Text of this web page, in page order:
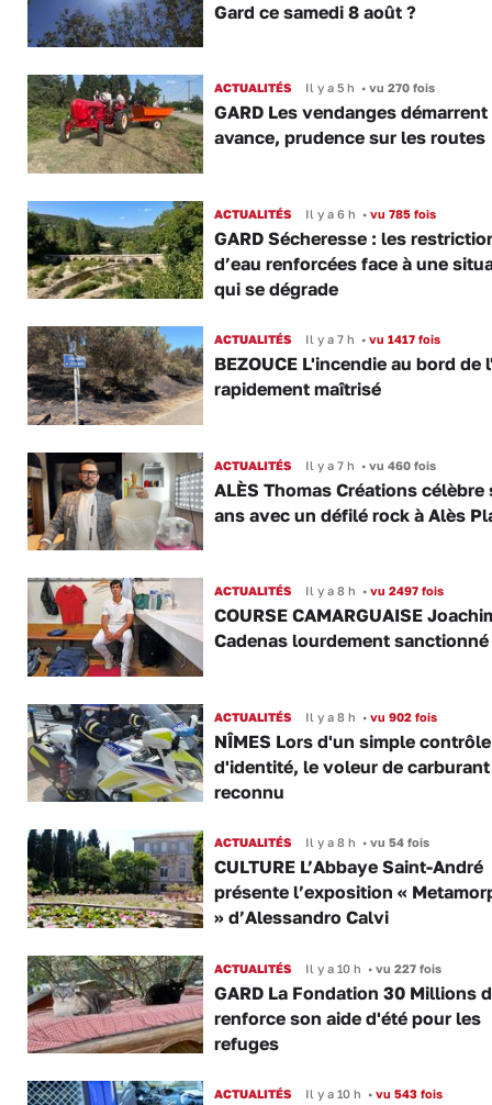
Gard ce samedi 8 août ?
ACTUALITÉS Il y a 5 h •vu 270 fois
GARD Les vendanges démarrent
avance, prudence sur les routes
ACTUALITÉS Il y a 6 h •vu 785 fois
GARD Sécheresse : les
d’eau renforcées face à une
qui se dégrade
ACTUALITÉS Il y a 7 h •vu 1417 fois
BEZOUCE L'incendie au bord de
rapidement maîtrisé
ACTUALITÉS Il y a 7 h •vu 460 fois
ALÈS Thomas Créations célèbre
ans avec un défilé rock à Alès
ACTUALITÉS Il y a 8 h •vu 2497 fois
COURSE CAMARGUAISE
Cadenas lourdement sanctionné
ACTUALITÉS Il y a 8 h •vu 902 fois
NÎMES Lors d'un simple contrôle
d'identité, le voleur de
reconnu
ACTUALITÉS Il y a 8 h •vu 54 fois
CULTURE L’Abbaye Saint-André
présente l’exposition «
» d’Alessandro Calvi
ACTUALITÉS Il y a 10 h •vu 227 fois
GARD La Fondation 30 Millions
renforce son aide d'été pour les
refuges
ACTUALITÉS Il y a 10 h •vu 543 fois